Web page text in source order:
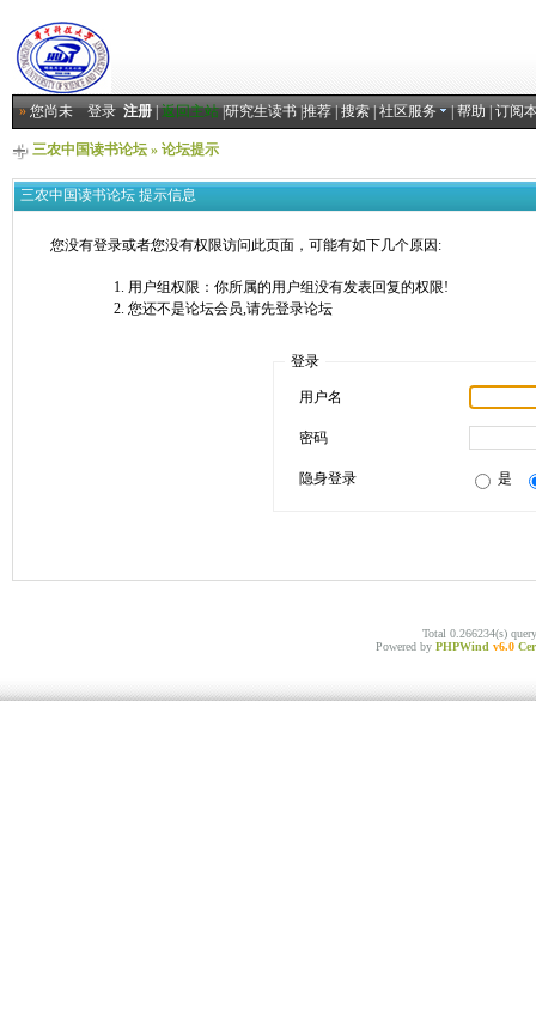
»您尚未登录 注册|返回主站|研究生读书|推荐|搜索|社区服务 |帮助|订阅
三农中国读书论坛» 论坛提示
三农中国读书论坛 提示信息
您没有登录或者您没有权限访问此页面，可能有如下几个原因:
用户组权限：你所属的用户组没有发表回复的权限!
您还不是论坛会员,请先登录论坛
登录
用户名
密码
隐身登录 是
Total 0.266234(s)
Powered by PHPWind v6.0